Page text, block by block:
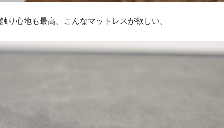
触り心地も最高。こんなマットレスが欲しい。